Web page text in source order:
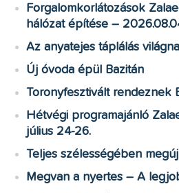
Forgalomkorlátozások
hálózat építése –
Az anyatejes táplálás
Új óvoda épül Bazitán
Toronyfesztivált rendeznek
Hétvégi programajánló
július 24-26.
Teljes szélességében
Megvan a nyertes – A